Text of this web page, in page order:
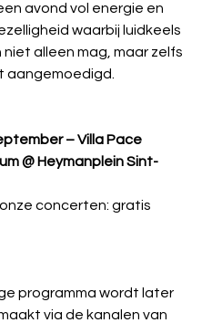
avond vol energie en
waarbij luidkeels
niet alleen mag, maar zelfs
aangemoedigd.
– Villa Pace
@ Heymanplein Sint-
onze concerten: gratis
programma wordt later
via de kanalen van